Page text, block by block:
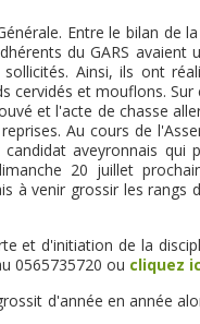
Entre le bilan de
du GARS avaient
Ainsi, ils ont
cervidés et mouflons. Sur
et l'acte de chasse
Au cours de
aveyronnais qui
20 juillet
à venir grossir les rangs
et d'initiation de la
0565735720 ou cliquez
d'année en année